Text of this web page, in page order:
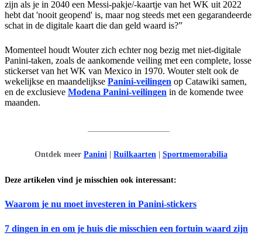
zijn als je in 2040 een Messi-pakje/-kaartje van het WK uit 2022
hebt dat 'nooit geopend' is, maar nog steeds met een gegarandeerde
schat in de digitale kaart die dan geld waard is?”
Momenteel houdt Wouter zich echter nog bezig met niet-digitale
Panini-taken, zoals de aankomende veiling met een complete, losse
stickerset van het WK van Mexico in 1970. Wouter stelt ook de
wekelijkse en maandelijkse Panini-veilingen op Catawiki samen,
en de exclusieve Modena Panini-veilingen in de komende twee
maanden.
Ontdek meer Panini | Ruilkaarten | Sportmemorabilia
Deze artikelen vind je misschien ook interessant:
Waarom je nu moet investeren in Panini-stickers
7 dingen in en om je huis die misschien een fortuin waard zijn